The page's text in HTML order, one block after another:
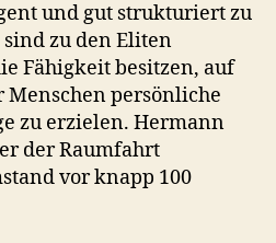
und gut strukturiert zu
zu den Eliten
Fähigkeit besitzen, auf
Menschen persönliche
zu erzielen. Hermann
der Raumfahrt
vor knapp 100